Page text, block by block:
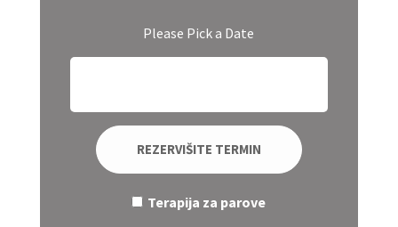
Please Pick a Date
REZERVIŠITE TERMIN
Terapija za parove